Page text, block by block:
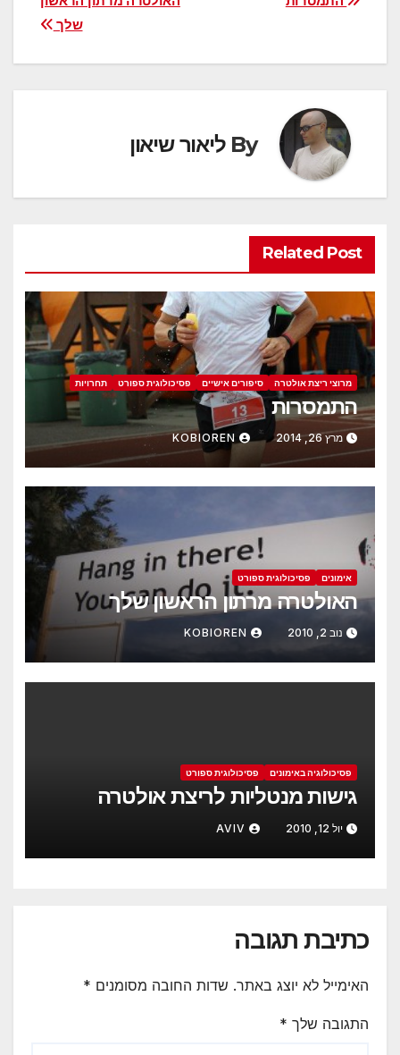
שלך
By ליאור שיאון
Related Post
מרוצי ריצת אולטרה סיפורים אישיים פסיכולוגית ספורט תחרויות
התמסרות
מרץ 26, 2014 KOBIOREN
אימונים פסיכולוגית ספורט
האולטרה מרתון הראשון שלך
נוב 2, 2010 KOBIOREN
פסיכולוגיה באימונים פסיכולוגית ספורט
גישות מנטליות לריצת אולטרה
יול 12, 2010 AVIV
כתיבת תגובה
האימייל לא יוצג באתר. שדות החובה מסומנים *
התגובה שלך *